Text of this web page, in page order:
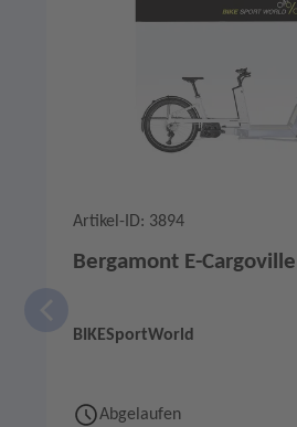
Artikel-ID: 3894
Bergamont E-
BIKESportWorld
Abgelaufen